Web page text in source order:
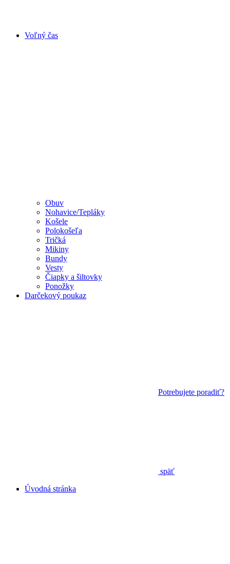
Voľný čas
Obuv
Nohavice/Tepláky
Košele
Polokošeľa
Tričká
Mikiny
Bundy
Vesty
Čiapky a šiltovky
Ponožky
Darčekový poukaz
Potrebujete poradiť?
späť
Úvodná stránka